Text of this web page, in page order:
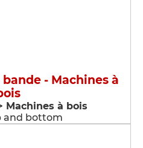
- Machines à
Machines à bois
and bottom